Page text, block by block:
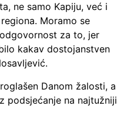
ne samo Kapiju, već i
Moramo se
za to, jer
kakav dostojanstven
Danom žalosti, a
podsjećanje na najtužniji